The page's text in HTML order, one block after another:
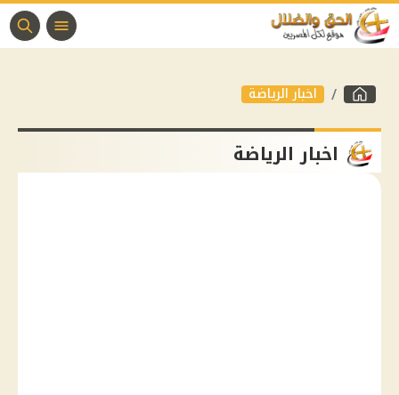
اخبار الرياضة
اخبار الرياضة